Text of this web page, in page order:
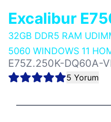
Excalibur
32GB DDR5 RAM
5060 WINDOWS 11
E75Z.250K-DQ60A-
5 Yorum